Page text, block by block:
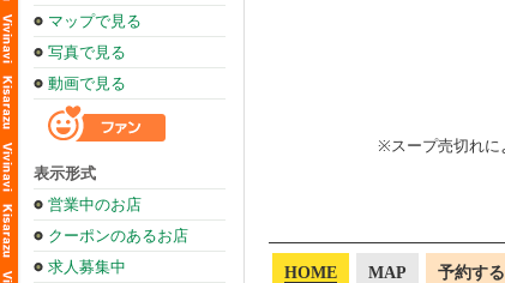
マップで見る
写真で見る
動画で見る
表示形式
営業中のお店
クーポンのあるお店
求人募集中
※スープ売切れに
HOME MAP 予約する